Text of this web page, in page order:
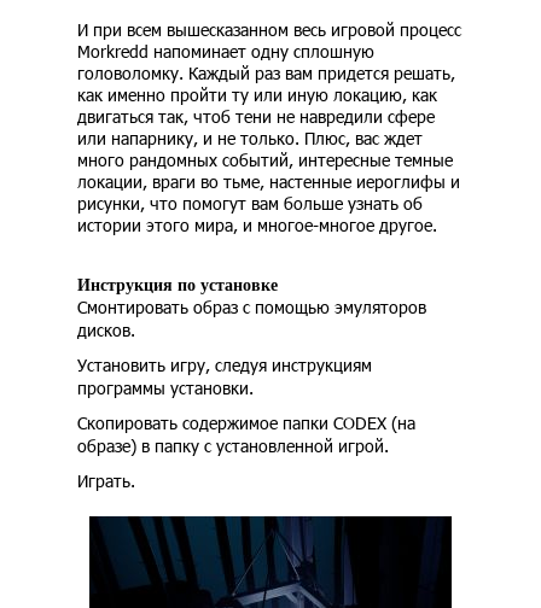
И при всем вышесказанном весь игровой процесс
Morkredd напоминает одну сплошную
головоломку. Каждый раз вам придется решать,
как именно пройти ту или иную локацию, как
двигаться так, чтоб тени не навредили сфере
или напарнику, и не только. Плюс, вас ждет
много рандомных событий, интересные темные
локации, враги во тьме, настенные иероглифы и
рисунки, что помогут вам больше узнать об
истории этого мира, и многое-многое другое.
Инструкция по установке
Смонтировать образ с помощью эмуляторов
дисков.
Установить игру, следуя инструкциям
программы установки.
Скопировать содержимое папки CODEX (на
образе) в папку с установленной игрой.
Играть.